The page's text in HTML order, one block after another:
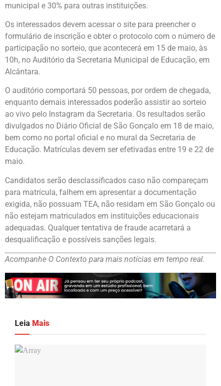
municipal e 30% para outras instituições.
Os interessados devem acessar o site para preencher o
formulário de inscrição e obter o protocolo com o número de
participação no sorteio, que acontecerá em 15 de maio, às
10h, no Auditório da Secretaria Municipal de Educação, em
Alcântara.
O auditório comportará 50 pessoas, por ordem de chegada,
enquanto demais interessados poderão assistir ao sorteio
ao vivo pelo Instagram da Secretaria. Os resultados serão
divulgados no Diário Oficial de São Gonçalo em 18 de maio,
bem como no portal oficial e no mural da Secretaria de
Educação. Matrículas devem ser efetivadas entre 19 e 22 de
maio.
Candidatos serão desclassificados caso não compareçam
para matrícula, falhem em apresentar a documentação
exigida, não possuam TEA, não residam em São Gonçalo ou
não estejam matriculados em instituições educacionais
adequadas. Qualquer tentativa de fraude acarretará a
desqualificação e possíveis sanções legais.
Acompanhe O Contexto para mais notícias em tempo real.
Leia Mais